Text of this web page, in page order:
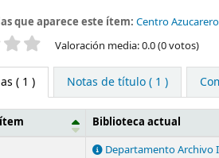
que aparece este ítem: Centro
Valoración media: 0.0 (0 votos)
( 1 ) Notas de título ( 1 )
Biblioteca actual
Departamento Archivo